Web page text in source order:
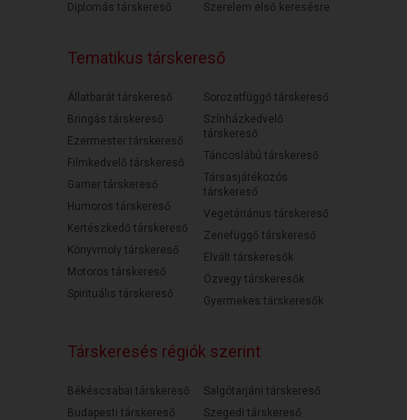
Diplomás társkereső
Szerelem első keresésre
Tematikus társkereső
Állatbarát társkereső
Bringás társkereső
Ezermester társkereső
Filmkedvelő társkereső
Gamer társkereső
Humoros társkereső
Kertészkedő társkereső
Könyvmoly társkereső
Motoros társkereső
Spirituális társkereső
Sorozatfüggő társkereső
Színházkedvelő
társkereső
Táncoslábú társkereső
Társasjátékozós
társkereső
Vegetáriánus társkereső
Zenefüggő társkereső
Elvált társkeresők
Özvegy társkeresők
Gyermekes társkeresők
Társkeresés régiók szerint
Békéscsabai társkereső
Budapesti társkereső
Salgótarjáni társkereső
Szegedi társkereső